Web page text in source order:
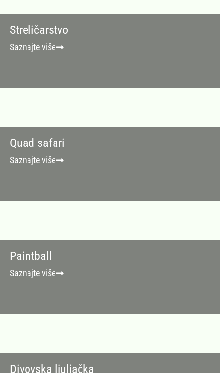
Streličarstvo
Saznajte više
Quad safari
Saznajte više
Paintball
Saznajte više
Divovska ljuljačka